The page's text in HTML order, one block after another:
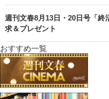
週刊文春8月13日・20日号「
求＆プレゼント
おすすめ一覧